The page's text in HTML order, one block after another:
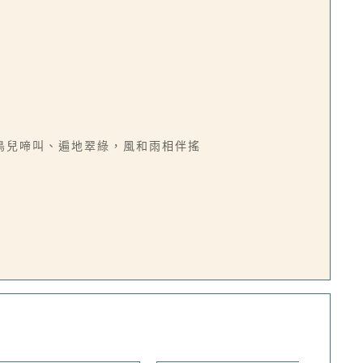
啼叫、遍地翠綠，風和雨相伴搖